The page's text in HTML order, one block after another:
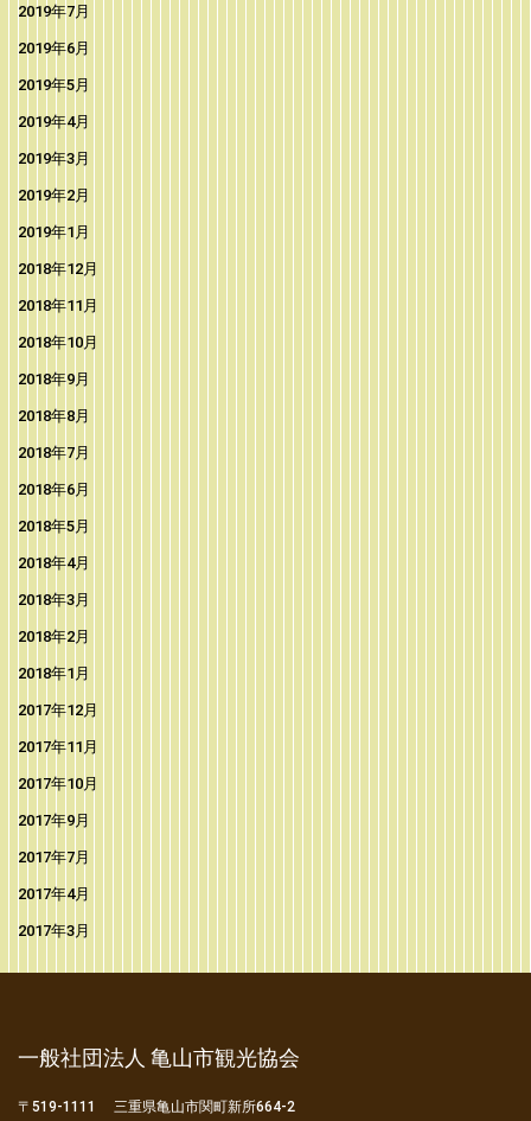
2019年7月
2019年6月
2019年5月
2019年4月
2019年3月
2019年2月
2019年1月
2018年12月
2018年11月
2018年10月
2018年9月
2018年8月
2018年7月
2018年6月
2018年5月
2018年4月
2018年3月
2018年2月
2018年1月
2017年12月
2017年11月
2017年10月
2017年9月
2017年7月
2017年4月
2017年3月
一般社団法人 亀山市観光協会
〒519-1111 三重県亀山市関町新所664-2